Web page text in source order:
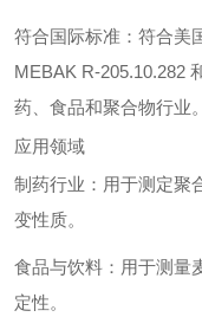
符合国际标准：符合美
MEBAK R-205.10.282
药、食品和聚合物行业。
应用领域
制药行业：用于测定聚
变性质。
食品与饮料：用于测量
定性。